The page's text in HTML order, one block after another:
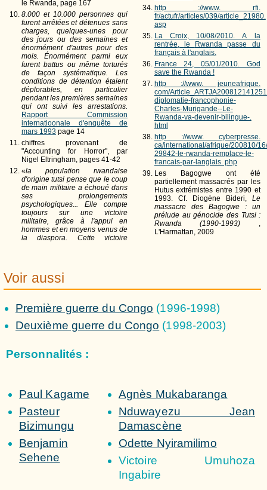
le Rwanda, page 167
8.000 et 10.000 personnes qui
furent arrêtées et détenues sans
charges, quelques-unes pour
des jours ou des semaines et
énormément d'autres pour des
mois. Énormément parmi eux
furent battus ou même torturés
de façon systématique. Les
conditions de détention étaient
déplorables, en particulier
pendant les premières semaines
qui ont suivi les arrestations.
Rapport Commission
internatioonale d'enquête de
mars 1993 page 14
chiffres provenant de
"Accounting for Horror", par
Nigel Eltringham, pages 41-42
«la population rwandaise
d'origine tutsi pense que le coup
de main militaire a échoué dans
ses prolongements
psychologiques... Elle compte
toujours sur une victoire
militaire, grâce à l'appui en
hommes et en moyens venus de
la diaspora. Cette victoire
http ://www. rfi.
fr/actufr/articles/039/article_21980.
asp
La Croix, 10/08/2010. A la
rentrée, le Rwanda passe du
français à l'anglais.
France 24, 05/01/2010. God
save the Rwanda !
http ://www. jeuneafrique.
com/
diplomatie-francophonie-
Charles-Murigande--Le-
Rwanda-va-devenir-bilingue-.
html
http ://www. cyberpresse.
ca/international/afrique/200810/
29842-le-rwanda-remplace-le-
francais-par-langlais. php
Les Bagogwe ont été
partiellement massacrés par les
Hutus extrémistes entre 1990 et
1993. Cf. Diogène Bideri, Le
massacre des Bagogwe : un
prélude au génocide des Tutsi :
Rwanda (1990-1993) ,
L'Harmattan, 2009
Voir aussi
Première guerre du Congo (1996-1998)
Deuxième guerre du Congo (1998-2003)
Personnalités :
Paul Kagame
Pasteur
Bizimungu
Benjamin
Sehene
Agnès Mukabaranga
Nduwayezu Jean
Damascène
Odette Nyiramilimo
Victoire Umuhoza
Ingabire